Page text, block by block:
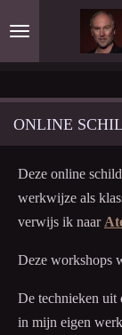
hoofdinhoud
ONLINE
Deze online
werkwijze als
verwijs ik naar
Deze workshops
De technieken uit
in mijn eigen